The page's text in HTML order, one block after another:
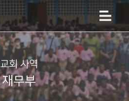
교회 사역
재무부